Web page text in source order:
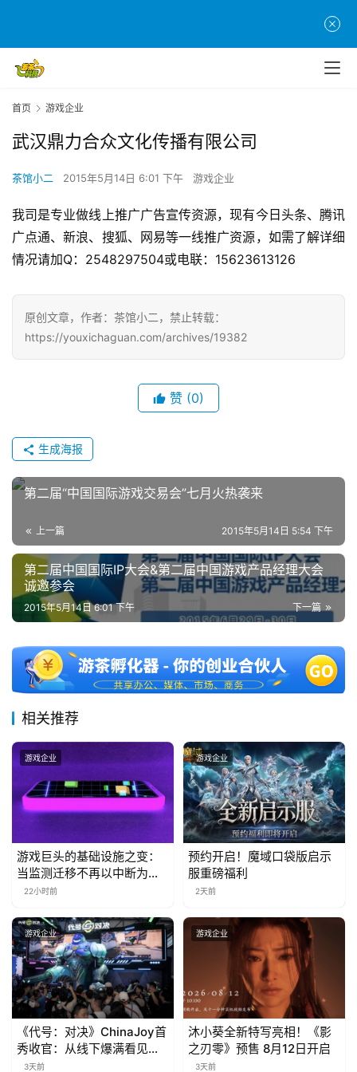
游
原
游
业
界
机
游
戏
休
闲
戏
0
第
十
三
届
金
茶
奖
7
月
3
0
日
游
茶
对
首页 游戏企业
武汉鼎力合众文化传播有限公司
茶馆小二 2015年5月14日 6:01 下午 游戏企业
我司是专业做线上推广广告宣传资源，现有今日头条、腾讯
广点通、新浪、搜狐、网易等一线推广资源，如需了解详细
情况请加Q：2548297504或电联：15623613126
原创文章，作者：茶馆小二，禁止转载：
https://youxichaguan.com/archives/19382
赞 (0)
生成海报
第二届“中国国际游戏交易会”七月火热袭来
上一篇 2015年5月14日 5:54 下午
第二届中国国际IP大会&第二届中国游戏产品经理大会
诚邀参会
下一篇
2015年5月14日 6:01 下午
相关推荐
游戏企业
游戏巨头的基础设施之变：
当监测迁移不再以中断为代
价22小时前
游戏企业
预约开启！魔域口袋版启示
服重磅福利
2天前
游戏企业
《代号：对决》ChinaJoy首
秀收官：从线下爆满看见玩
家的真实期待
3天前
游戏企业
沐小葵全新特写亮相！《影
之刃零》预售 8月12日开启
3天前